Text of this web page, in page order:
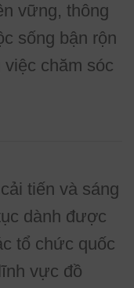
vững, thông
sống bận rộn
việc chăm sóc
tiến và sáng
dành được
tổ chức quốc
vực đồ